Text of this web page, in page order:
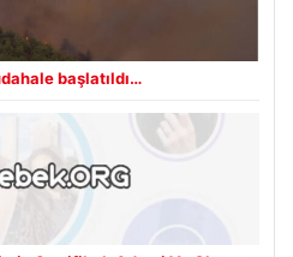
başlatıldı…